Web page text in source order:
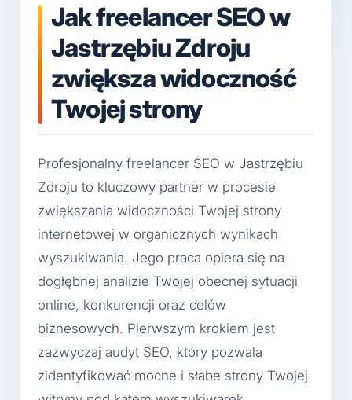
Jak freelancer SEO w
Jastrzębiu Zdroju
zwiększa widoczność
Twojej strony
Profesjonalny freelancer SEO w Jastrzębiu
Zdroju to kluczowy partner w procesie
zwiększania widoczności Twojej strony
internetowej w organicznych wynikach
wyszukiwania. Jego praca opiera się na
dogłębnej analizie Twojej obecnej sytuacji
online, konkurencji oraz celów
biznesowych. Pierwszym krokiem jest
zazwyczaj audyt SEO, który pozwala
zidentyfikować mocne i słabe strony Twojej